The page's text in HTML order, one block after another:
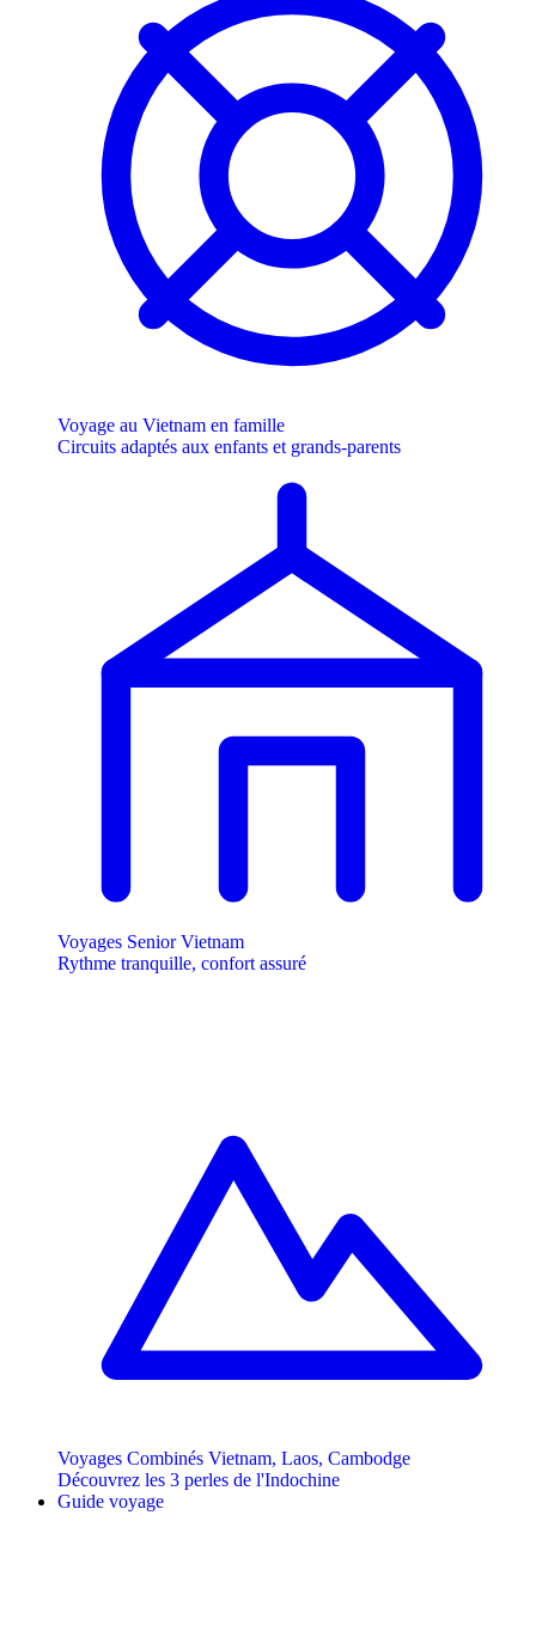
Voyage au Vietnam en famille
Circuits adaptés aux enfants et grands-parents
Voyages Senior Vietnam
Rythme tranquille, confort assuré
Voyages Combinés Vietnam, Laos, Cambodge
Découvrez les 3 perles de l'Indochine
Guide voyage